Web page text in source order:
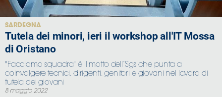
SARDEGNA
Tutela dei minori, ieri il workshop all'IT Mossa
di Oristano
"Facciamo squadra" è il motto dell’Sgs che punta a
coinvolgere tecnici, dirigenti, genitori e giovani nel lavoro di
tutela dei giovani
8 maggio 2022